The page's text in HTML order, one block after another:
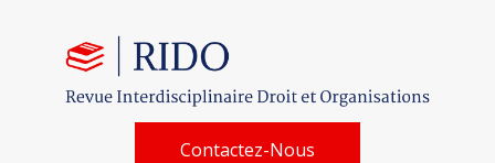
Contactez-Nous